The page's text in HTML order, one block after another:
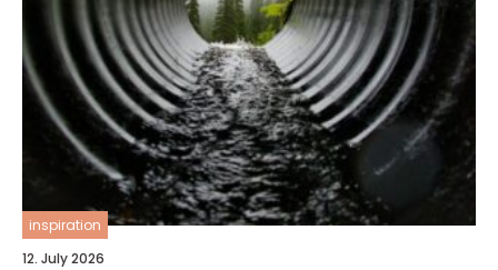
inspiration
12. July 2026